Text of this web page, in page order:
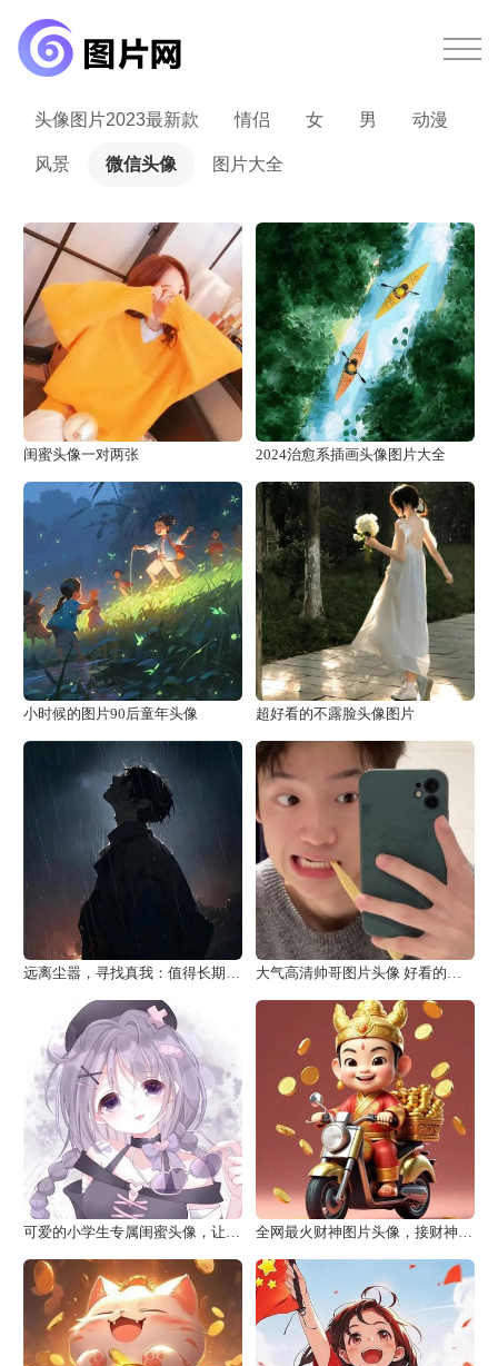
头像图片2023最新款 情侣 女 男 动漫
风景 微信头像 图片大全
闺蜜头像一对两张 2024治愈系插画头像图片大全
小时候的图片90后童年头像 超好看的不露脸头像图片
远离尘嚣，寻找真我：值得长期不换的头像 大气高清帅哥图片头像 好看的真实帅哥头像高级大气图片
可爱的小学生专属闺蜜头像，让你瞬间爱上！ 全网最火财神图片头像，接财神迎财神好运来到